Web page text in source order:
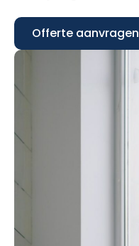
Offerte aanvragen